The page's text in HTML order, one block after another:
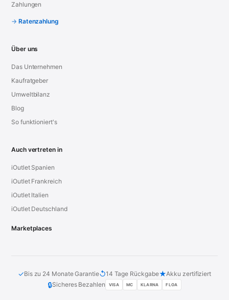
Zahlungen
Ratenzahlung
Über uns
Das Unternehmen
Kaufratgeber
Umweltbilanz
Blog
So funktioniert's
Auch vertreten in
iOutlet Spanien
iOutlet Frankreich
iOutlet Italien
iOutlet Deutschland
Marketplaces
✓Bis zu 24 Monate Garantie↺14 Tage Rückgabe★Akku zertifiziert
🔒Sicheres Bezahlen VISA MC KLARNA FLOA